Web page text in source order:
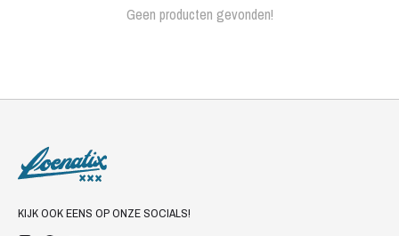
Geen producten gevonden!
KIJK OOK EENS OP ONZE SOCIALS!